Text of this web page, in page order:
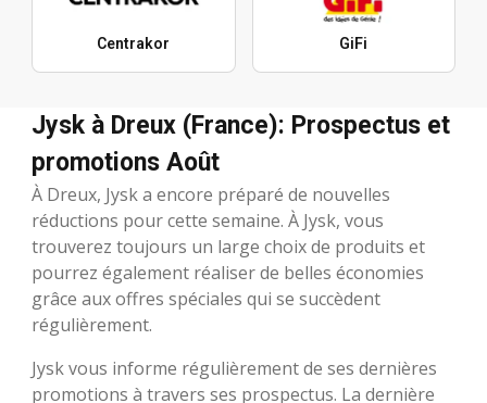
Centrakor GiFi
Jysk à Dreux (France): Prospectus et
promotions Août
À Dreux, Jysk a encore préparé de nouvelles
réductions pour cette semaine. À Jysk, vous
trouverez toujours un large choix de produits et
pourrez également réaliser de belles économies
grâce aux offres spéciales qui se succèdent
régulièrement.
Jysk vous informe régulièrement de ses dernières
promotions à travers ses prospectus. La dernière